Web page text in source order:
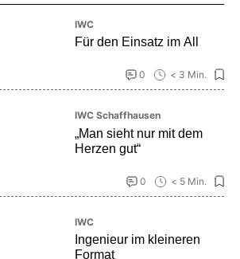
IWC
Für den Einsatz im All
0 < 3 Min.
IWC Schaffhausen
„Man sieht nur mit dem
Herzen gut“
0 < 5 Min.
IWC
Ingenieur im kleineren
Format